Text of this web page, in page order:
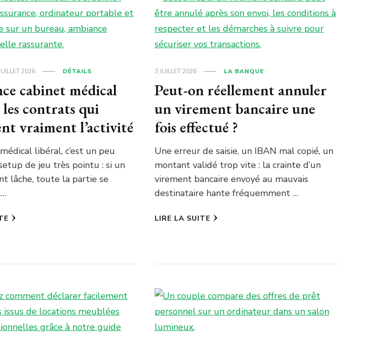
2026 DÉTAILS
cabinet médical
contrats qui
vraiment l’activité
libéral, c’est un peu
de jeu très pointu : si un
lâche, toute la partie se
3 JUILLET 2026 LA BANQUE
Peut-on réellement annuler
un virement bancaire une
fois effectué ?
Une erreur de saisie, un IBAN mal copié, un
montant validé trop vite : la crainte d’un
virement bancaire envoyé au mauvais
destinataire hante fréquemment …
LIRE LA SUITE